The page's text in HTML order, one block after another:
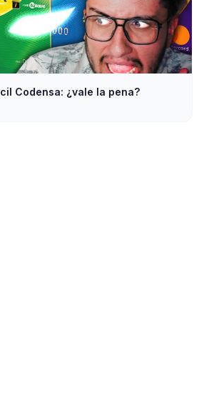
Codensa: ¿vale la pena?